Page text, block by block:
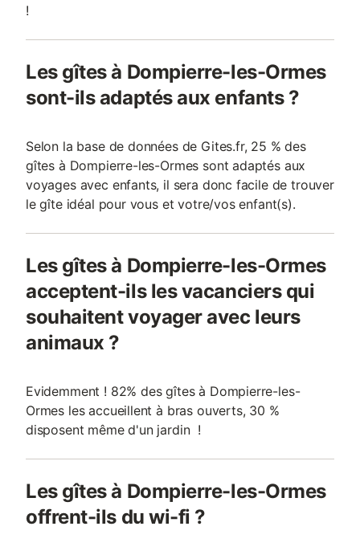
!
Les gîtes à Dompierre-les-Ormes
sont-ils adaptés aux enfants ?
Selon la base de données de Gites.fr, 25 % des
gîtes à Dompierre-les-Ormes sont adaptés aux
voyages avec enfants, il sera donc facile de trouver
le gîte idéal pour vous et votre/vos enfant(s).
Les gîtes à Dompierre-les-Ormes
acceptent-ils les vacanciers qui
souhaitent voyager avec leurs
animaux ?
Evidemment ! 82% des gîtes à Dompierre-les-
Ormes les accueillent à bras ouverts, 30 %
disposent même d'un jardin !
Les gîtes à Dompierre-les-Ormes
offrent-ils du wi-fi ?